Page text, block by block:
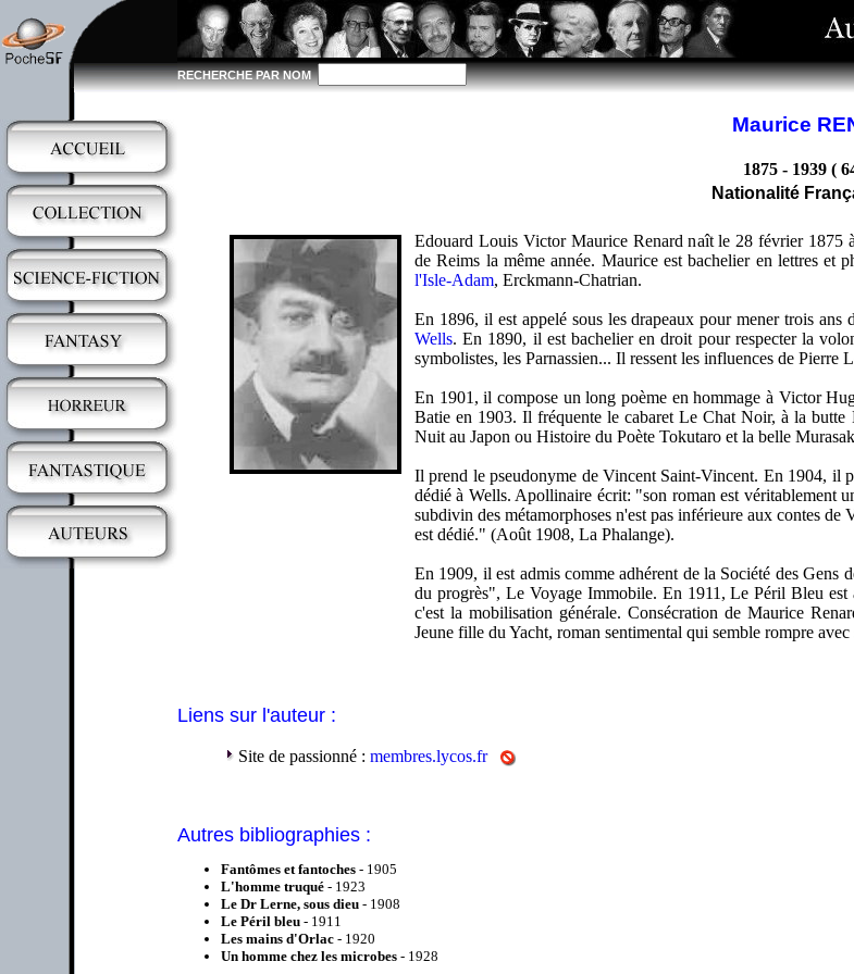
RECHERCHE PAR NOM
Maurice
1875 - 1939 (
Nationalité
Edouard Louis Victor Maurice Renard naît le 28 février 1875
de Reims la même année. Maurice est bachelier en lettres et
l'Isle-Adam, Erckmann-Chatrian.
En 1896, il est appelé sous les drapeaux pour mener trois
Wells. En 1890, il est bachelier en droit pour respecter la
symbolistes, les Parnassien... Il ressent les influences de
En 1901, il compose un long poème en hommage à Victor
Batie en 1903. Il fréquente le cabaret Le Chat Noir, à la
Nuit au Japon ou Histoire du Poète Tokutaro et la belle
Il prend le pseudonyme de Vincent Saint-Vincent. En 1904, il
dédié à Wells. Apollinaire écrit: "son roman est véritablement
subdivin des métamorphoses n'est pas inférieure aux contes
est dédié." (Août 1908, La Phalange).
En 1909, il est admis comme adhérent de la Société des
du progrès", Le Voyage Immobile. En 1911, Le Péril Bleu est
c'est la mobilisation générale. Consécration de Maurice
Jeune fille du Yacht, roman sentimental qui semble rompre
Liens sur l'auteur :
Site de passionné : membres.lycos.fr
Autres bibliographies :
Fantômes et fantoches - 1905
L'homme truqué - 1923
Le Dr Lerne, sous dieu - 1908
Le Péril bleu - 1911
Les mains d'Orlac - 1920
Un homme chez les microbes - 1928